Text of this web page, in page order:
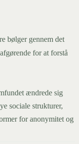
bølger gennem det
for at forstå
ændrede sig
sociale strukturer,
for anonymitet og